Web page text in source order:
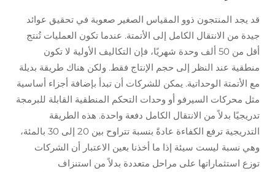
قد يجد المنتجون ذوو المقياس الصغير صعوبة في تحقيق عوائد
جيدة من الانتقال الكامل إلى الأتمتة. عندما تكون العمليات تُنتج
أقل من 50 ألف وحدة شهريًا، فإن التكاليف الأولية لا تكون
منطقية عند النظر إلى حجم الإنتاج فقط. ولكن هناك طريقة بديلة
مع الأتمتة الوحداتية. يمكن للشركات أن تبدأ بإضافة أجزاء أساسية
مثل محركات السيرفو أو وحدات التحكم المنطقية القابلة للبرمجة
تدريجيًا بدلاً من الانتقال الكامل دفعة واحدة. هذه الطريقة
التدريجية ترفع الكفاءة عادةً بنسبة تتراوح بين 20 إلى 30 بالمئة،
وهي نسبة ليست سيئة إذا ما أخذنا بعين الاعتبار أن الشركات
توزع استثماراتها على مراحل متعددة بدلاً من استنزاف